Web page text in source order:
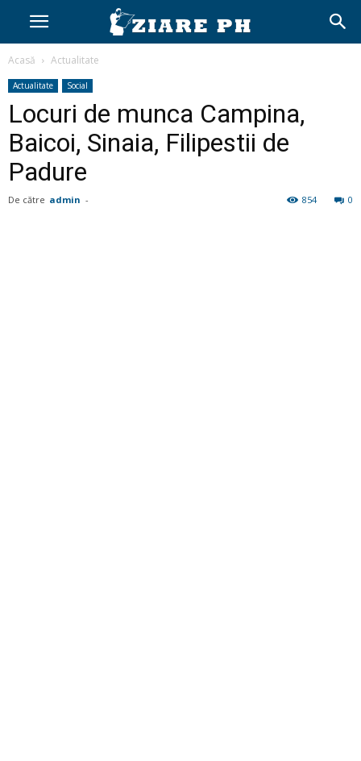
Acasă Actualitate
Actualitate Social
Locuri de munca Campina,
Baicoi, Sinaia, Filipestii de
Padure
De către admin - 0
854